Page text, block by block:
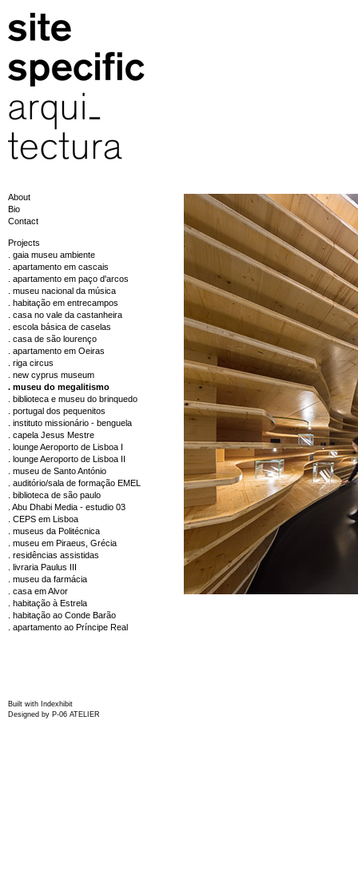
About
Bio
Contact
Projects
. gaia museu ambiente
. apartamento em cascais
. apartamento em paço d'arcos
. museu nacional da música
. habitação em entrecampos
. casa no vale da castanheira
. escola básica de caselas
. casa de são lourenço
. apartamento em Oeiras
. riga circus
. new cyprus museum
. museu do megalitismo
. biblioteca e museu do brinquedo
. portugal dos pequenitos
. instituto missionário - benguela
. capela Jesus Mestre
. lounge Aeroporto de Lisboa I
. lounge Aeroporto de Lisboa II
. museu de Santo António
. auditório/sala de formação EMEL
. biblioteca de são paulo
. Abu Dhabi Media - estudio 03
. CEPS em Lisboa
. museus da Politécnica
. museu em Piraeus, Grécia
. residências assistidas
. livraria Paulus III
. museu da farmácia
. casa em Alvor
. habitação à Estrela
. habitação ao Conde Barão
. apartamento ao Príncipe Real
Built with Indexhibit
Designed by P-06 ATELIER